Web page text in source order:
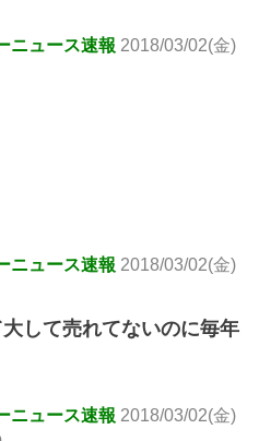
ニュース速報 2018/03/02(金)
ニュース速報 2018/03/02(金)
して売れてないのに毎年
ニュース速報 2018/03/02(金)